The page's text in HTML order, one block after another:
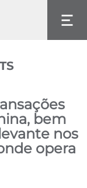
bem
nos
opera